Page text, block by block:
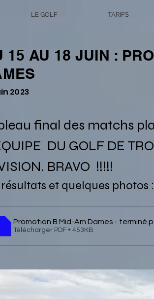
LE GOLF TARIFS
final des matchs
DU GOLF DE
BRAVO  !!!!!
résultats et quelques photos :
Promotion B Mid-Am Dames - terminé
Télécharger PDF • 453KB
15 AU 18 JUIN :
2023